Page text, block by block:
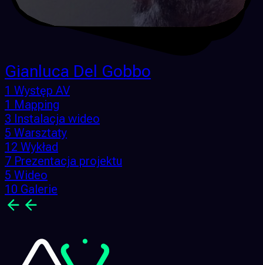
Gianluca Del Gobbo
1 Występ AV
1 Mapping
3 Instalacja wideo
5 Warsztaty
12 Wykład
7 Prezentacja projektu
5 Wideo
10 Galerie